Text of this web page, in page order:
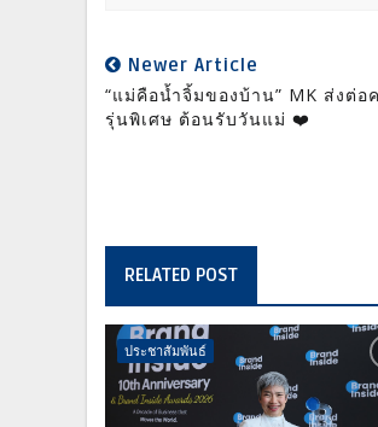
Newer Article
“แม่คือน้ำจิ้มของบ้าน” MK ส่งต่
รุ่นพิเศษ ต้อนรับวันแม่ ❤️
RELATED POST
ประชาสัมพันธ์